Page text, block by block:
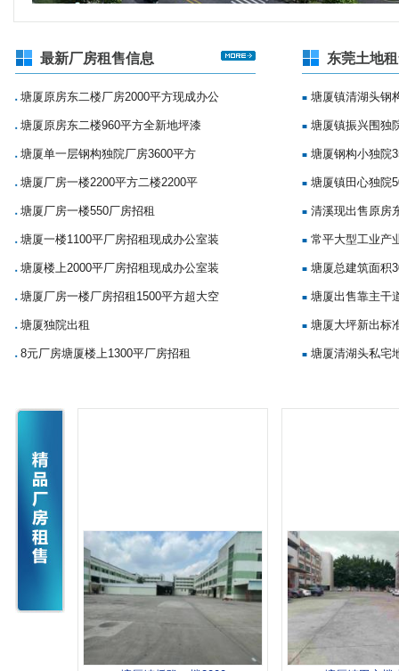
最新厂房租售信息
■塘厦原房东二楼厂房2000平方现成办公
■塘厦原房东二楼960平方全新地坪漆
■塘厦单一层钢构独院厂房3600平方
■塘厦厂房一楼2200平方二楼2200平
■塘厦厂房一楼550厂房招租
■塘厦一楼1100平厂房招租现成办公室装
■塘厦楼上2000平厂房招租现成办公室装
■塘厦厂房一楼厂房招租1500平方超大空
■塘厦独院出租
■8元厂房塘厦楼上1300平厂房招租
东莞土地
■ 塘厦镇清湖头钢
■ 塘厦镇振兴围独
■ 塘厦钢构小独院
■ 塘厦镇田心独院
■ 清溪现出售原房
■ 常平大型工业产
■ 塘厦总建筑面积
■ 塘厦出售靠主干
■ 塘厦大坪新出标
■ 塘厦清湖头私宅